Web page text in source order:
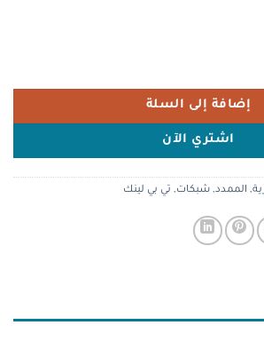
إضافة إلى السلة
اشتري الآن
, الممدد, شبكات, تي بي لينك